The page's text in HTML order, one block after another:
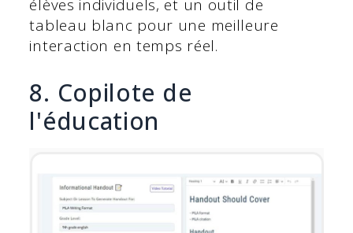
élèves individuels, et un outil de
tableau blanc pour une meilleure
interaction en temps réel.
8. Copilote de
l'éducation